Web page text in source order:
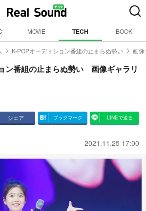
MOVIE TECH BOOK
K-POPオーディション番組の止まらぬ勢い 画
ン番組の止まらぬ勢い 画像ギャラリ
シェア ブックマーク LINEで送る
2021.11.25 17:00